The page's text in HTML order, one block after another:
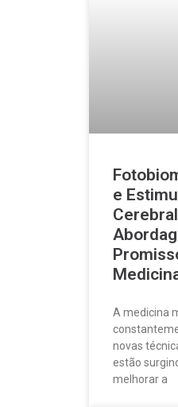
e
A medicina
novas
estão
melhorar a